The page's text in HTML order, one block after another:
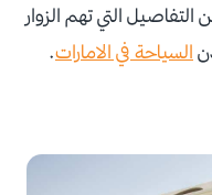
التي تهم الزوار
السياحة في الامارات.